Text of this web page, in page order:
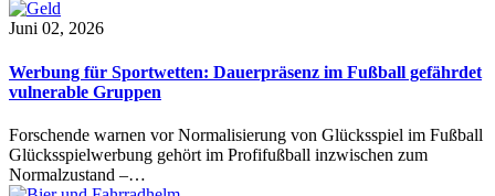
Juni 02, 2026
Werbung für Sportwetten: Dauerpräsenz im Fußball gefährdet
vulnerable Gruppen
Forschende warnen vor Normalisierung von Glücksspiel im Fußball
Glücksspielwerbung gehört im Profifußball inzwischen zum
Normalzustand –…